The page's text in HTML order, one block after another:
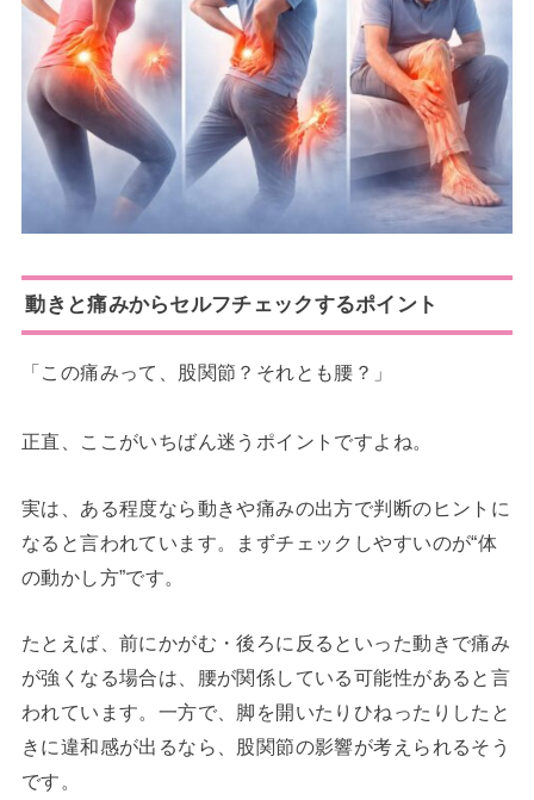
動きと痛みからセルフチェックするポイント
「この痛みって、股関節？それとも腰？」
正直、ここがいちばん迷うポイントですよね。
実は、ある程度なら動きや痛みの出方で判断のヒントに
なると言われています。まずチェックしやすいのが“体
の動かし方”です。
たとえば、前にかがむ・後ろに反るといった動きで痛み
が強くなる場合は、腰が関係している可能性があると言
われています。一方で、脚を開いたりひねったりしたと
きに違和感が出るなら、股関節の影響が考えられるそう
です。